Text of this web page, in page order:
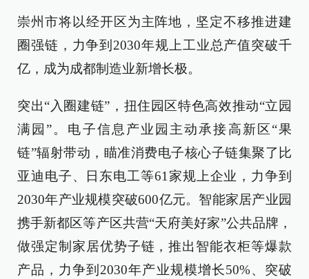
崇州市将以经开区为主阵地，坚定不移推进建
圈强链，力争到2030年规上工业总产值突破千
亿，成为成都制造业新增长极。
突出“入圈建链”，扭住园区特色高效推动“立园
满园”。电子信息产业园主动承接高新区“果
链”辐射带动，瞄准消费电子核心子链集聚了比
亚迪电子、日东电工等61家规上企业，力争到
2030年产业规模突破600亿元。智能家居产业园
携手新都区等产区共营“天府美好家”公共品牌，
做强定制家居优势子链，推出智能衣柜等爆款
产品，力争到2030年产业规模增长50%、突破